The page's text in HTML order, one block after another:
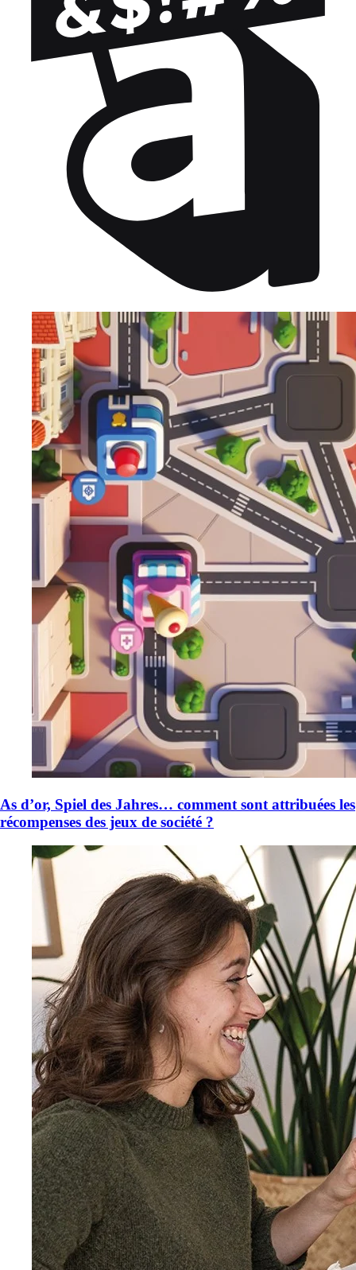
As d’or, Spiel des Jahres… comment sont attribuées les
récompenses des jeux de société ?